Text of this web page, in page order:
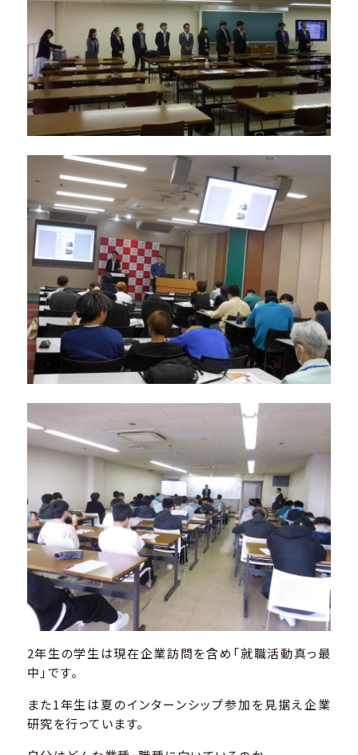
2年生の学生は現在企業訪問を含め「就職活動真っ最
中」です。
また1年生は夏のインターンシップ参加を見据え企業
研究を行っています。